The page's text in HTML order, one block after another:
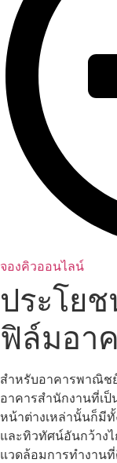
จองคิวออนไลน์
ประโย
ฟิล์มอา
สำหรับอาคารพาณิช
อาคารสำนักงานที่เ
หน้าต่างเหล่านั้นก็มี
และทิวทัศน์อันกว้าง
แวดล้อมการทำงาน